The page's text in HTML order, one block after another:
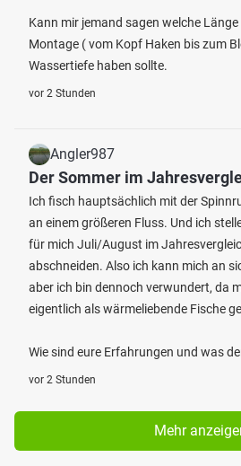
Kann mir jemand sagen welche Länge
Montage ( vom Kopf Haken bis zum
Wassertiefe haben sollte.
vor 2 Stunden
Angler987
Der Sommer im
Ich fisch hauptsächlich mit der
an einem größeren Fluss. Und ich
für mich Juli/August im
abschneiden. Also ich kann mich an
aber ich bin dennoch verwundert, da
eigentlich als wärmeliebende Fische
Wie sind eure Erfahrungen und was
vor 2 Stunden
Mehr